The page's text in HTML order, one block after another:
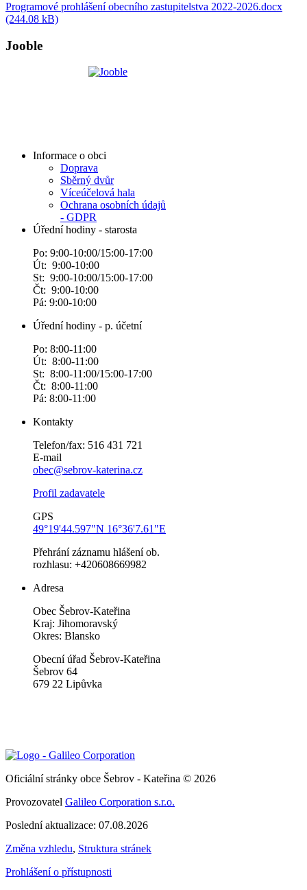
Programové prohlášení obecního zastupitelstva 2022-2026.docx
(244.08 kB)
Jooble
Informace o obci
Doprava
Sběrný dvůr
Víceúčelová hala
Ochrana osobních údajů
- GDPR
Úřední hodiny - starosta
Po: 9:00-10:00/15:00-17:00
Út: 9:00-10:00
St: 9:00-10:00/15:00-17:00
Čt: 9:00-10:00
Pá: 9:00-10:00
Úřední hodiny - p. účetní
Po: 8:00-11:00
Út: 8:00-11:00
St: 8:00-11:00/15:00-17:00
Čt: 8:00-11:00
Pá: 8:00-11:00
Kontakty
Telefon/fax: 516 431 721
E-mail
obec@sebrov-katerina.cz
Profil zadavatele
GPS
49°19'44.597"N 16°36'7.61"E
Přehrání záznamu hlášení ob.
rozhlasu: +420608669982
Adresa
Obec Šebrov-Kateřina
Kraj: Jihomoravský
Okres: Blansko
Obecní úřad Šebrov-Kateřina
Šebrov 64
679 22 Lipůvka
Oficiální stránky obce Šebrov - Kateřina © 2026
Provozovatel Galileo Corporation s.r.o.
Poslední aktualizace: 07.08.2026
Změna vzhledu, Struktura stránek
Prohlášení o přístupnosti